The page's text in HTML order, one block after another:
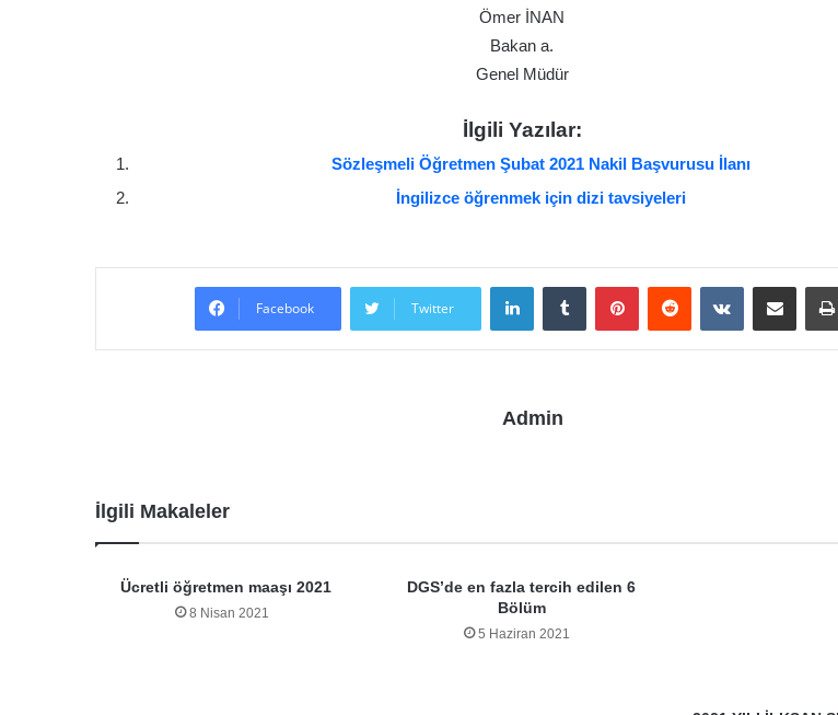
Ömer İNAN
Bakan a.
Genel Müdür
İlgili Yazılar:
Sözleşmeli Öğretmen Şubat 2021 Nakil Başvurusu İlanı
İngilizce öğrenmek için dizi tavsiyeleri
Facebook Twitter
LinkedInTumblr PinterestReddit VKontakteE-Posta ile paylaş
Admin
İlgili Makaleler
Ücretli öğretmen maaşı 2021
8 Nisan 2021
DGS’de en fazla tercih edilen 6
Bölüm
5 Haziran 2021